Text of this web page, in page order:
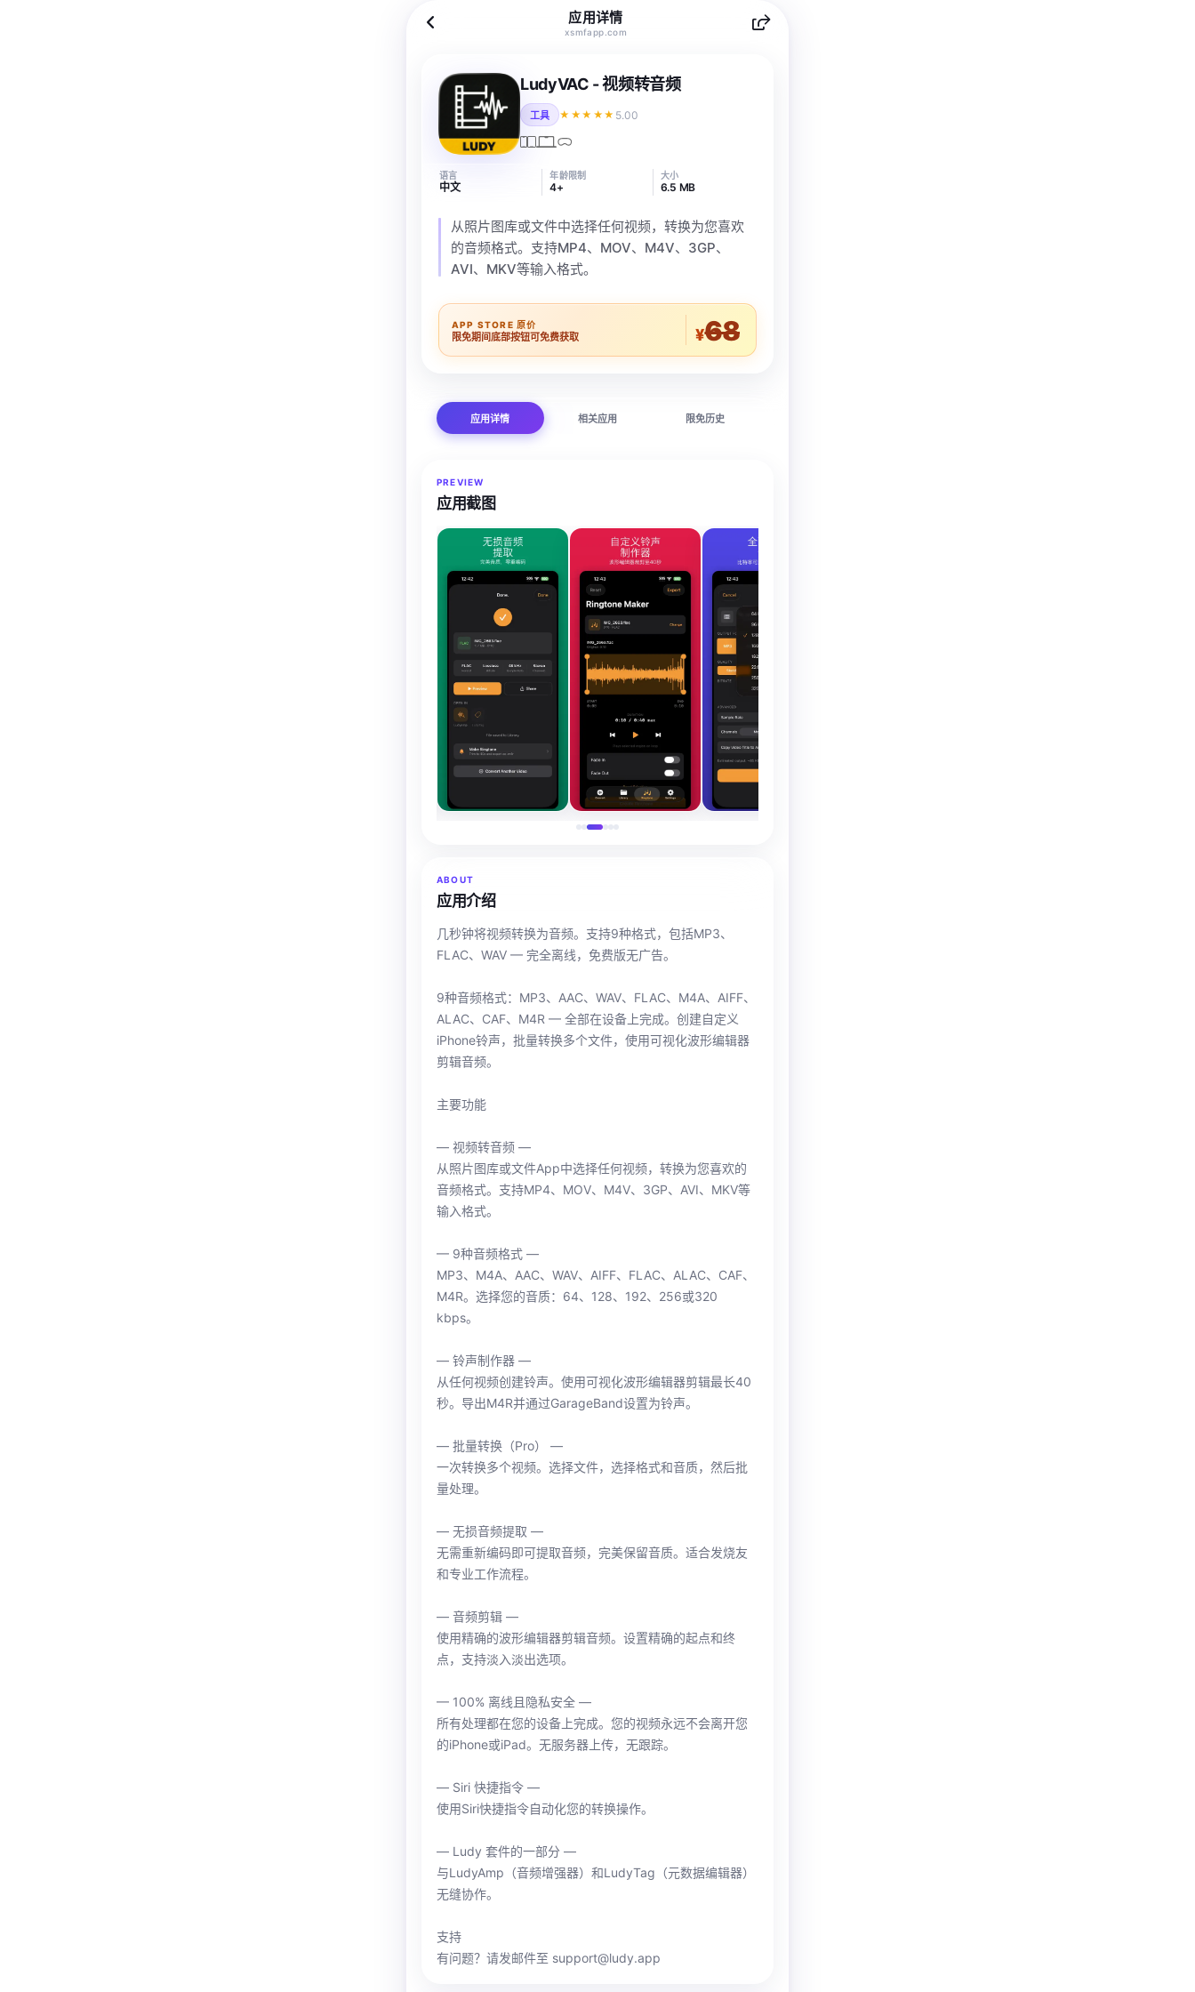
应用详情
xsmfapp.com
LudyVAC - 视频转音频
工具 ★★★★★ 5.00
语言
中文
年龄限制
4+
大小
6.5 MB
从照片图库或文件中选择任何视频，转换为您喜欢
的音频格式。支持MP4、MOV、M4V、3GP、
AVI、MKV等输入格式。
APP STORE 原价
限免期间底部按钮可免费获取 ¥68
应用详情 相关应用 限免历史
PREVIEW
应用截图
ABOUT
应用介绍
几秒钟将视频转换为音频。支持9种格式，包括MP3、
FLAC、WAV — 完全离线，免费版无广告。
9种音频格式：MP3、AAC、WAV、FLAC、M4A、AIFF、
ALAC、CAF、M4R — 全部在设备上完成。创建自定义
iPhone铃声，批量转换多个文件，使用可视化波形编辑器
剪辑音频。
主要功能
— 视频转音频 —
从照片图库或文件App中选择任何视频，转换为您喜欢的
音频格式。支持MP4、MOV、M4V、3GP、AVI、MKV等
输入格式。
— 9种音频格式 —
MP3、M4A、AAC、WAV、AIFF、FLAC、ALAC、CAF、
M4R。选择您的音质：64、128、192、256或320
kbps。
— 铃声制作器 —
从任何视频创建铃声。使用可视化波形编辑器剪辑最长40
秒。导出M4R并通过GarageBand设置为铃声。
— 批量转换（Pro） —
一次转换多个视频。选择文件，选择格式和音质，然后批
量处理。
— 无损音频提取 —
无需重新编码即可提取音频，完美保留音质。适合发烧友
和专业工作流程。
— 音频剪辑 —
使用精确的波形编辑器剪辑音频。设置精确的起点和终
点，支持淡入淡出选项。
— 100% 离线且隐私安全 —
所有处理都在您的设备上完成。您的视频永远不会离开您
的iPhone或iPad。无服务器上传，无跟踪。
— Siri 快捷指令 —
使用Siri快捷指令自动化您的转换操作。
— Ludy 套件的一部分 —
与LudyAmp（音频增强器）和LudyTag（元数据编辑器）
无缝协作。
支持
有问题？请发邮件至 support@ludy.app